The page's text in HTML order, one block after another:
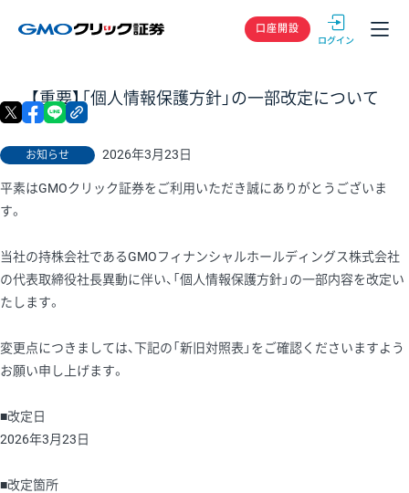
GMOクリック
口座開設
【重要】「個人情報保護方針」の一部改定について
お知らせ 2026年3月23日
X facebook
平素はGMOクリック証券をご利用いただき誠にありがとうございま
す。
当社の持株会社であるGMOフィナンシャルホールディングス株式会社
の代表取締役社長異動に伴い、「個人情報保護方針」の一部内容を改定い
たします。
変更点につきましては、下記の「新旧対照表」をご確認くださいますよう
お願い申し上げます。
■改定日
2026年3月23日
■改定箇所